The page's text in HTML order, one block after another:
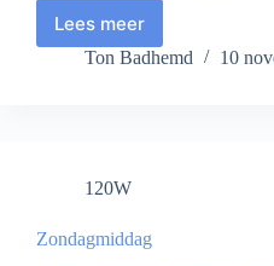
Lees meer
Rotbui
Ton Badhemd 10
120W
Zondagmiddag